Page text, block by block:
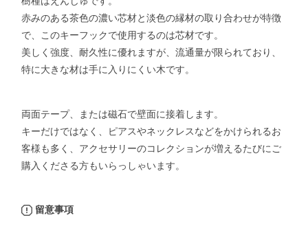
赤みのある茶色の濃い芯材と淡色の縁材の取り合わせが特徴
で、このキーフックで使用するのは芯材です。
美しく強度、耐久性に優れますが、流通量が限られており、
特に大きな材は手に入りにくい木です。
両面テープ、または磁石で壁面に接着します。
キーだけではなく、ピアスやネックレスなどをかけられるお
客様も多く、アクセサリーのコレクションが増えるたびにご
購入くださる方もいらっしゃいます。
留意事項